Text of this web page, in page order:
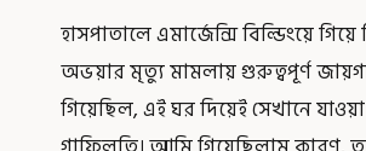
হাসপাতালে এমার্জেন্সি বিল্ডিংয়ে
অভয়ার মৃত্যু মামলায় গুরুত্বপূর্ণ
গিয়েছিল, এই ঘর দিয়েই সেখানে